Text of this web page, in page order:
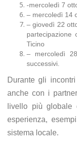
-mercoledì 7
– mercoledì 14
– giovedì 22
partecipazione
Ticino
– mercoledì
successivi.
Durante gli
anche con i
livello più globale
esperienza,
sistema locale.